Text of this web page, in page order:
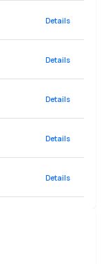
Details
Details
Details
Details
Details